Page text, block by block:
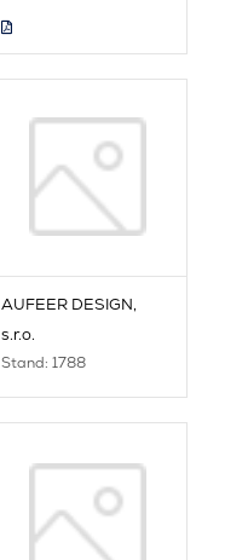
AUFEER DESIGN,
s.r.o.
Stand: 1788